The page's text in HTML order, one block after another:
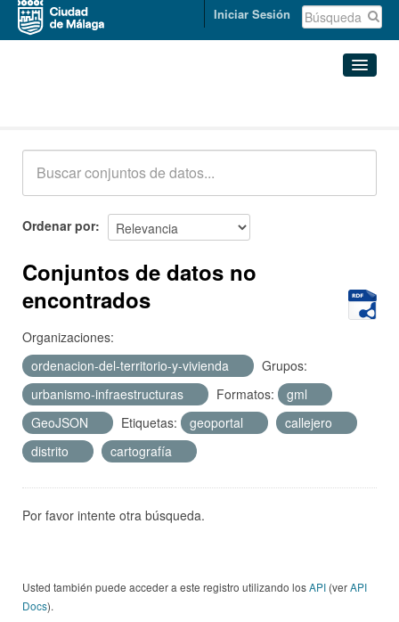
Iniciar Sesión
Acerca de
Ordenar por
Conjuntos de datos no
encontrados
Organizaciones:
ordenacion-del-territorio-y-vivienda
Grupos:
urbanismo-infraestructuras
Formatos:
gml
GeoJSON
Etiquetas: geoportal
callejero
distrito
cartografía
Por favor intente otra búsqueda.
Usted también puede acceder a este registro utilizando losAPI (verAPI
Docs).